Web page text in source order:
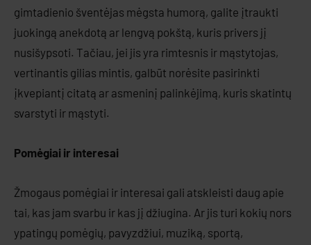
gimtadienio šventėjas mėgsta humorą, galite įtraukti
juokingą anekdotą ar lengvą pokštą, kuris privers jį
nusišypsoti. Tačiau, jei jis yra rimtesnis ir mąstytojas,
vertinantis gilias mintis, galbūt norėsite pasirinkti
įkvepiantį citatą ar asmeninį palinkėjimą, kuris skatintų
svarstyti ir mąstyti.
Pomėgiai ir interesai
Žmogaus pomėgiai ir interesai gali atskleisti daug apie
tai, kas jam svarbu ir kas jį džiugina. Ar jis turi kokių nors
ypatingų pomėgių, pavyzdžiui, muziką, sportą,